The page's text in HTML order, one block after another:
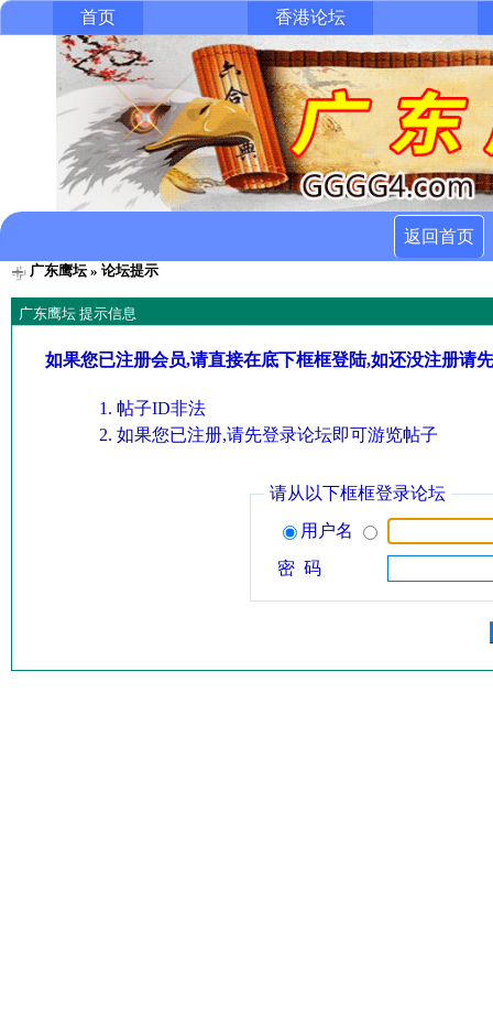
首页 香港论坛
返回首页
广东鹰坛» 论坛提示
广东鹰坛 提示信息
如果您已注册会员,请直接在底下框框登陆,如还没注册请
帖子ID非法
如果您已注册,请先登录论坛即可游览帖子
请从以下框框登录论坛
用户名
密 码